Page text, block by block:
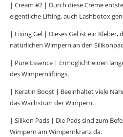
| Cream #2 | Durch diese Creme
eigentliche Lifting, auch Lashbotox
| Fixing Gel | Dieses Gel ist ein Kleber,
natürlichen Wimpern an den
| Pure Essence | Ermöglicht einen
des Wimpernliftings.
| Keratin Boost | Beeinhaltet viele
das Wachstum der Wimpern.
| Silikon Pads | Die Pads sind zum
Wimpern am Wimpernkranz da.